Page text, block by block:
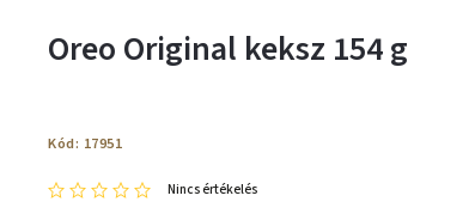
Oreo Original keksz 154 g
Kód: 17951
Nincs értékelés